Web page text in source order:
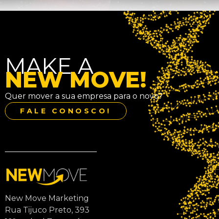
MAKE A
NEW MOVE!
Quer mover a sua empresa para o novo?
FALE CONOSCO!
New Move Marketing
Rua Tijuco Preto, 393